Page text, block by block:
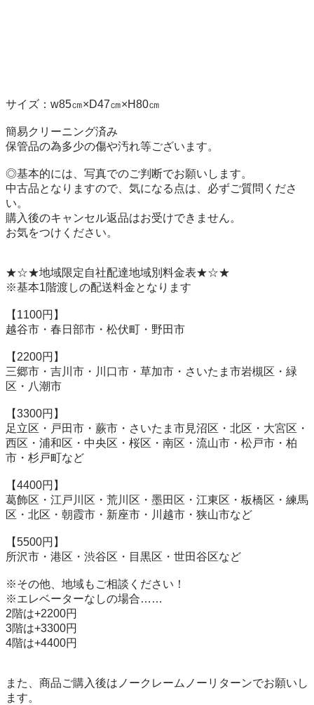
サイズ：w85㎝×D47㎝×H80㎝
簡易クリーニング済み
保管品の為多少の傷や汚れ等ございます。
◎基本的には、写真でのご判断でお願いします。
中古品となりますので、気になる点は、必ずご質問くださ
い。
購入後のキャンセル返品はお受けできません。
お気をつけください。
★☆★地域限定自社配達地域別料金表★☆★
※基本1階渡しの配送料金となります
【1100円】
越谷市・春日部市・松伏町・野田市
【2200円】
三郷市・吉川市・川口市・草加市・さいたま市岩槻区・緑
区・八潮市
【3300円】
足立区・戸田市・蕨市・さいたま市見沼区・北区・大宮区・
西区・浦和区・中央区・桜区・南区・流山市・松戸市・柏
市・杉戸町など
【4400円】
葛飾区・江戸川区・荒川区・墨田区・江東区・板橋区・練馬
区・北区・朝霞市・新座市・川越市・狭山市など
【5500円】
所沢市・港区・渋谷区・目黒区・世田谷区など
※その他、地域もご相談ください！
※エレベーターなしの場合……
2階は+2200円
3階は+3300円
4階は+4400円
また、商品ご購入後はノークレームノーリターンでお願いし
ます。